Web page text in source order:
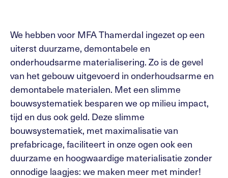
We hebben voor MFA Thamerdal ingezet op een
uiterst duurzame, demontabele en
onderhoudsarme materialisering. Zo is de gevel
van het gebouw uitgevoerd in onderhoudsarme en
demontabele materialen. Met een slimme
bouwsystematiek besparen we op milieu impact,
tijd en dus ook geld. Deze slimme
bouwsystematiek, met maximalisatie van
prefabricage, faciliteert in onze ogen ook een
duurzame en hoogwaardige materialisatie zonder
onnodige laagjes: we maken meer met minder!